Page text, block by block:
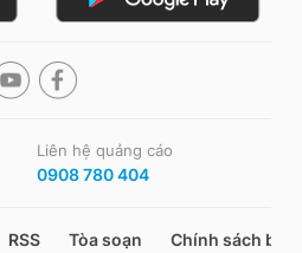
Liên hệ quảng cáo
0908 780 404
RSS Tòa soạn Chính sách bảo